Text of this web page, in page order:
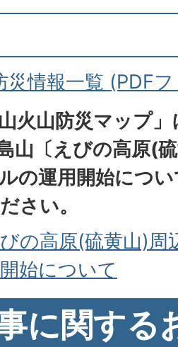
災情報一覧 (PDF
火山防災マップ
山〔えびの高原(
の運用開始につ
さい。
の高原(硫黄山)周
始について
に関する